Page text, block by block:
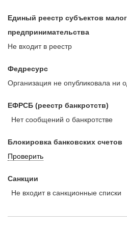
Единый реестр субъектов
предпринимательства
Не входит в реестр
Федресурс
Организация не опубликовала ни
ЕФРСБ (реестр банкротств)
Нет сообщений о банкротстве
Блокировка банковских счетов
Проверить
Санкции
Не входит в санкционные списки